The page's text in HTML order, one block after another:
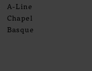
A-Line
Chapel
Basque